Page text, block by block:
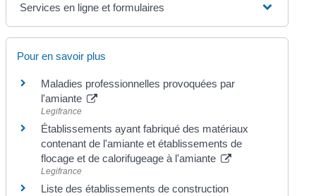
Services en ligne et formulaires
Pour en savoir plus
Maladies professionnelles provoquées par
l'amiante
Legifrance
Établissements ayant fabriqué des matériaux
contenant de l'amiante et établissements de
flocage et de calorifugeage à l'amiante
Legifrance
Liste des établissements de construction